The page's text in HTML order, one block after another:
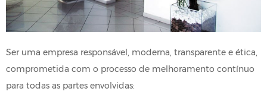
Ser uma empresa responsável, moderna, transparente e ética,
comprometida com o processo de melhoramento contínuo
para todas as partes envolvidas: